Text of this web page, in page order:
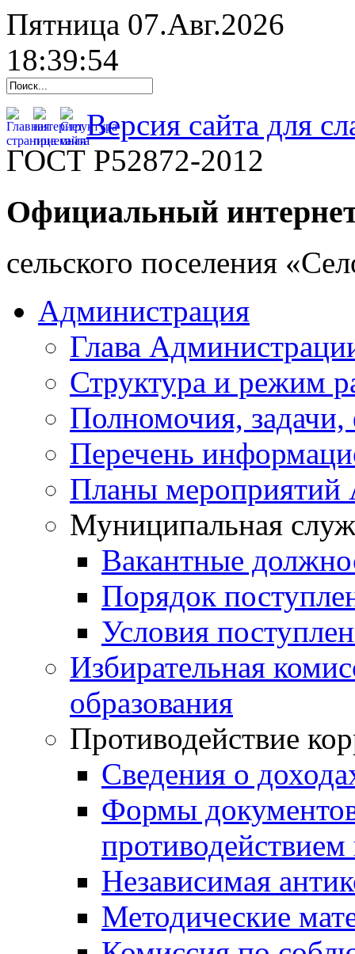
Пятница 07.Авг.2026
18:39:55
Версия сайта для
ГОСТ Р52872-2012
Официальный
cельского поселения
Администрация
Глава
Структура и режим
Полномочия,
Перечень
Планы мероприятий
Муниципальная
Вакантные
Порядок
Условия
Избирательная
образования
Противодействие
Сведения о
Формы
Независимая
Методические